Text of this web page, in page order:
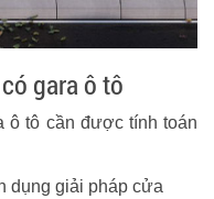
gara ô tô
ô tô cần được tính toán
dụng giải pháp cửa